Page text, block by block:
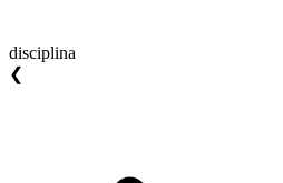
disciplina
❮